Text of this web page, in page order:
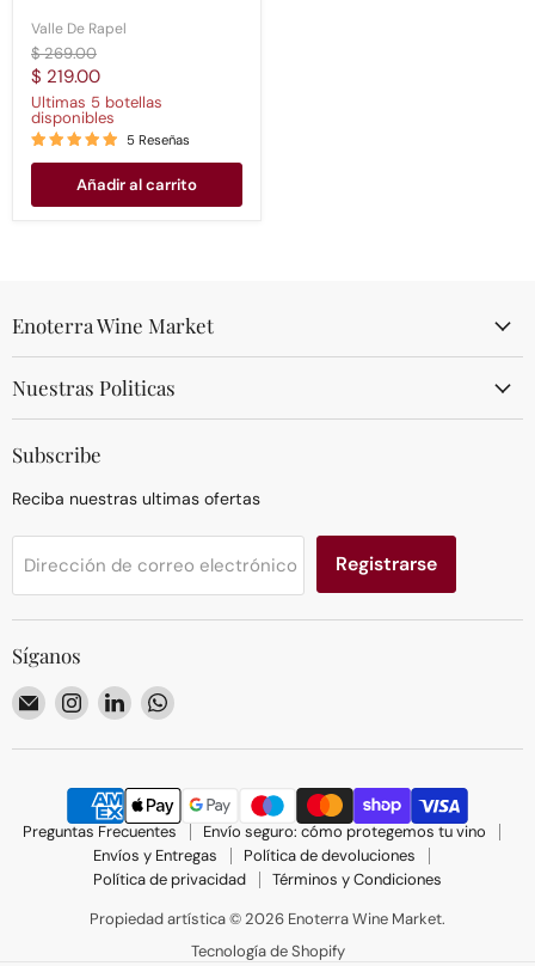
Valle De Rapel
Precio
original
$ 269.00
Precio
actual
$ 219.00
Ultimas 5 botellas
disponibles
5 Reseñas
Añadir al carrito
Enoterra Wine Market
Nuestras Politicas
Subscribe
Reciba nuestras ultimas ofertas
Dirección de correo electrónico Registrarse
Síganos
Encuéntrenos
en
Correo
Encuéntrenos
en
Instagram
Encuéntrenos
en
LinkedIn
Encuéntrenos
WhatsApp
Preguntas Frecuentes
Envío seguro: cómo protegemos tu vino
Envíos y Entregas
Política de devoluciones
Política de privacidad
Términos y Condiciones
Propiedad artística © 2026 Enoterra Wine Market.
Tecnología de Shopify